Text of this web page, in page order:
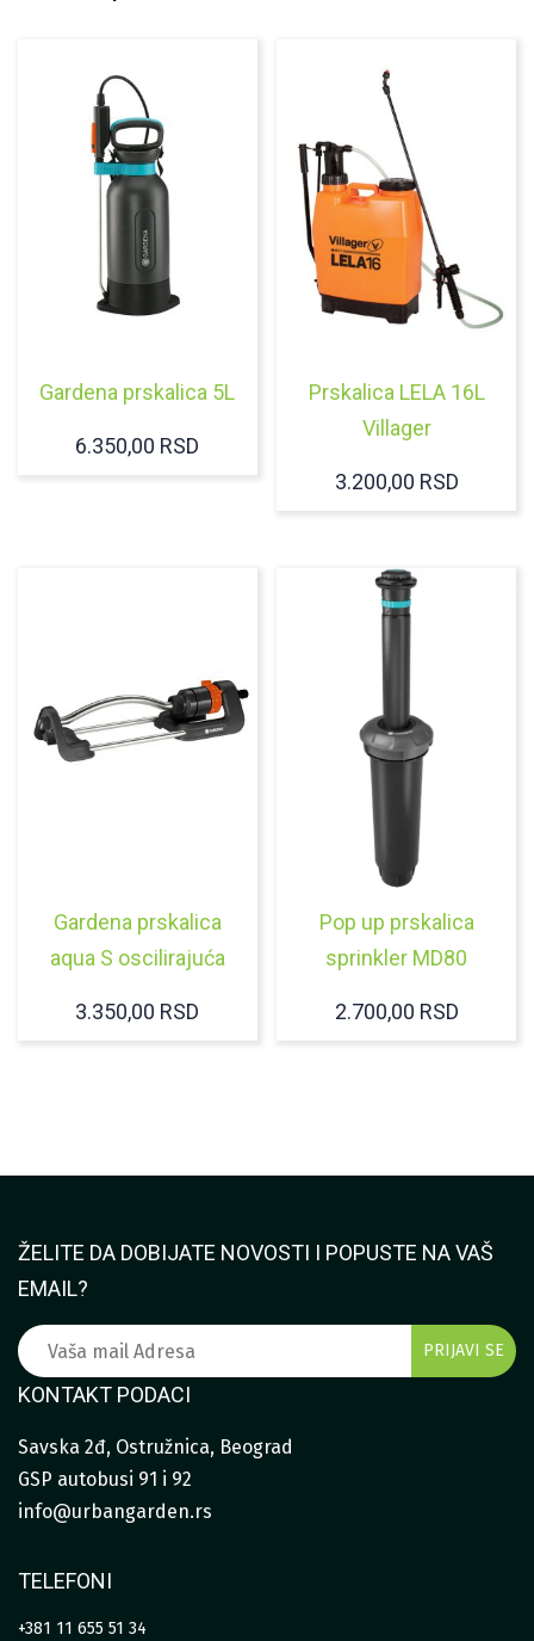
Gardena prskalica 5L
6.350,00 RSD
Prskalica LELA 16L
Villager
3.200,00 RSD
Gardena prskalica
aqua S oscilirajuća
3.350,00 RSD
Pop up prskalica
sprinkler MD80
2.700,00 RSD
ŽELITE DA DOBIJATE NOVOSTI I POPUSTE NA VAŠ
EMAIL?
KONTAKT PODACI
Savska 2đ, Ostružnica, Beograd
GSP autobusi 91 i 92
info@urbangarden.rs
TELEFONI
+381 11 655 51 34